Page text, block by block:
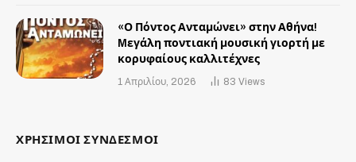
«Ο Πόντος Ανταμώνει» στην Αθήνα!
Mεγάλη ποντιακή μουσική γιορτή με
κορυφαίους καλλιτέχνες
1 Απριλίου, 2026 83 Views
ΧΡΗΣΙΜΟΙ ΣΥΝΔΕΣΜΟΙ